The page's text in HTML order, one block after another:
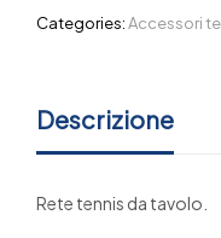
Categories:Accessori
Descrizione
Rete tennis da tavolo.